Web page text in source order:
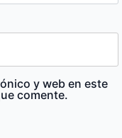
y web en este
comente.